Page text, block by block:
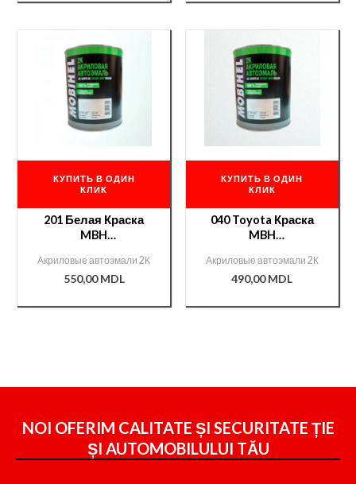
КУПИТЬ В ОДИН
КЛИК
201 Белая Краска
MBH
0,375л./000000329/
Акриловые автоэмали 2К
550,00MDL
КУПИТЬ В ОДИН
КЛИК
040 Toyota Краска
MBH
0,375л./000000040/
Акриловые автоэмали 2К
490,00MDL
NOI OFERIM CALITATE ȘI SECURITATE ȚIE
ȘI AUTOMOBILULUI TĂU